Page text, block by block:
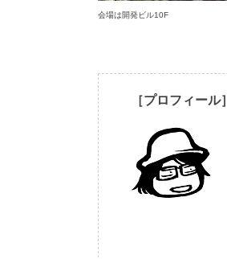
会場は開発ビル10F
［プロフィール］